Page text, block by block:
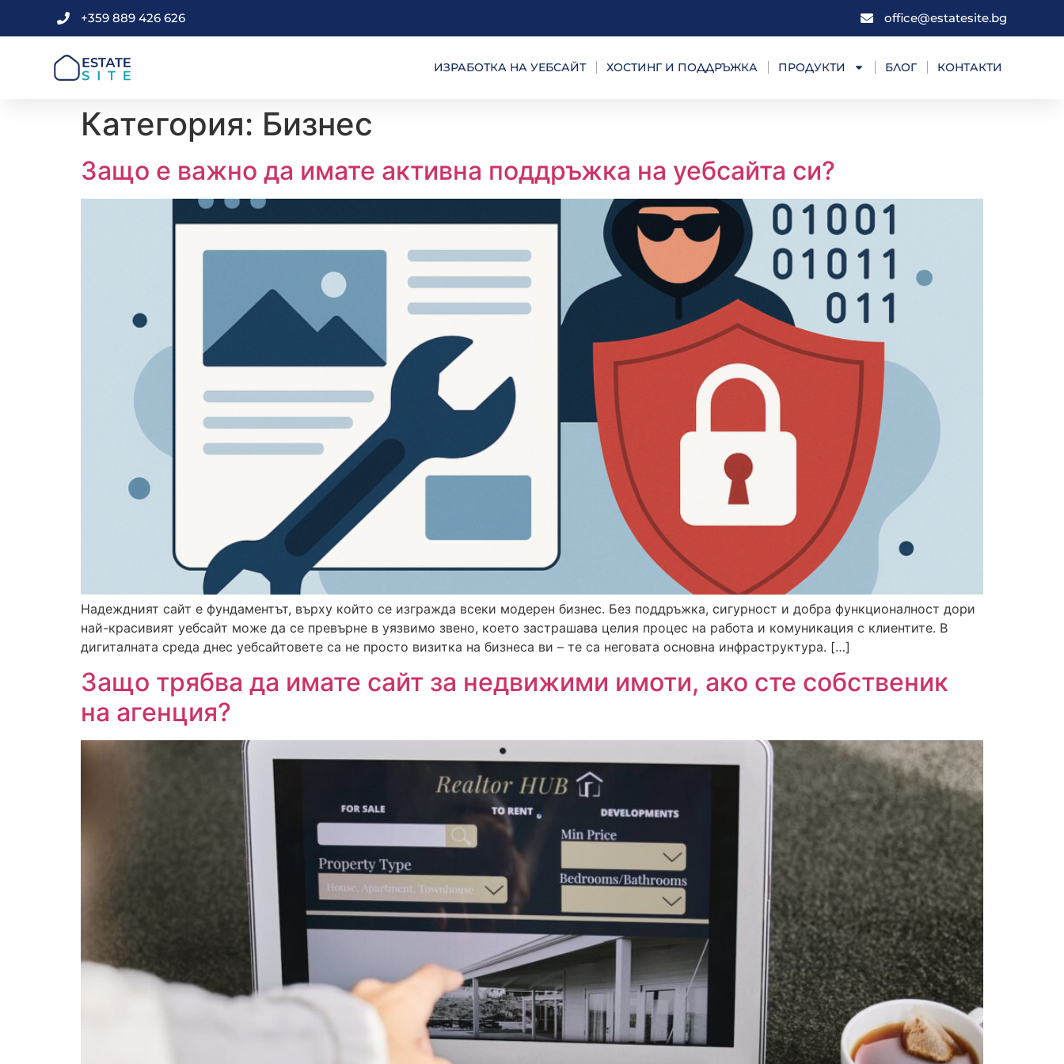
+359 889 426 626 office@estatesite.bg
ИЗРАБОТКА НА УЕБСАЙТ ХОСТИНГ И ПОДДРЪЖКА ПРОДУКТИ БЛОГ КОНТАКТИ
Категория: Бизнес
Защо е важно да имате активна поддръжка на уебсайта си?
Надеждният сайт е фундаментът, върху който се изгражда всеки модерен бизнес. Без поддръжка, сигурност и добра функционалност дори
най-красивият уебсайт може да се превърне в уязвимо звено, което застрашава целия процес на работа и комуникация с клиентите. В
дигиталната среда днес уебсайтовете са не просто визитка на бизнеса ви – те са неговата основна инфраструктура. […]
Защо трябва да имате сайт за недвижими имоти, ако сте собственик
на агенция?